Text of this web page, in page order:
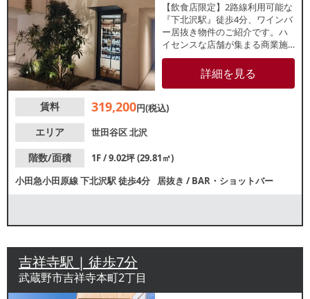
【飲食店限定】2路線利用可能な
『下北沢駅』徒歩4分、ワインバ
ー居抜き物件のご紹介です。ハ
イセンスな店舗が集まる商業施
設内1階テナント！東北沢との間
に位置し、お洒落な大人が集う
代々木上原・幡ヶ谷周辺の顧客
です。インバウンド需要も増加
詳細を見る
賃料 319,200円(税込)
エリア
世田谷区北沢
階数/面積
1F / 9.02坪 (29.81㎡)
小田急小田原線下北沢駅徒歩4分 居抜き /BAR・ショットバー
吉祥寺駅 | 徒歩7分
武蔵野市吉祥寺本町2丁目